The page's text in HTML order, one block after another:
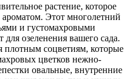
растение, которое
ароматом. Этот многолетний
и густомахровыми
озеленения вашего сада.
плотным соцветиям, которые
цветков нежно-
овальные, внутренние